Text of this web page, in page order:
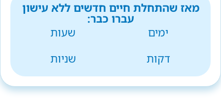
מאז שהתחלת חיים חדשים ללא עישון
עברו כבר:
ימים
שעות
דקות
שניות